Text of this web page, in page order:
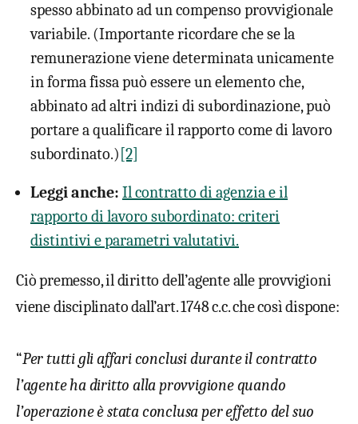
spesso abbinato ad un compenso provvigionale
variabile. (Importante ricordare che se la
remunerazione viene determinata unicamente
in forma fissa può essere un elemento che,
abbinato ad altri indizi di subordinazione, può
portare a qualificare il rapporto come di lavoro
subordinato.) [2]
Leggi anche: Il contratto di agenzia e il
rapporto di lavoro subordinato: criteri
distintivi e parametri valutativi.
Ciò premesso, il diritto dell’agente alle provvigioni
viene disciplinato dall’art. 1748 c.c. che così dispone:
“Per tutti gli affari conclusi durante il contratto
l’agente ha diritto alla provvigione quando
l’operazione è stata conclusa per effetto del suo